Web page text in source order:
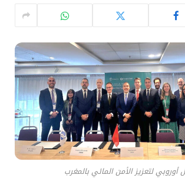
أوروبي لتعزيز الأمن المائي بالمغرب